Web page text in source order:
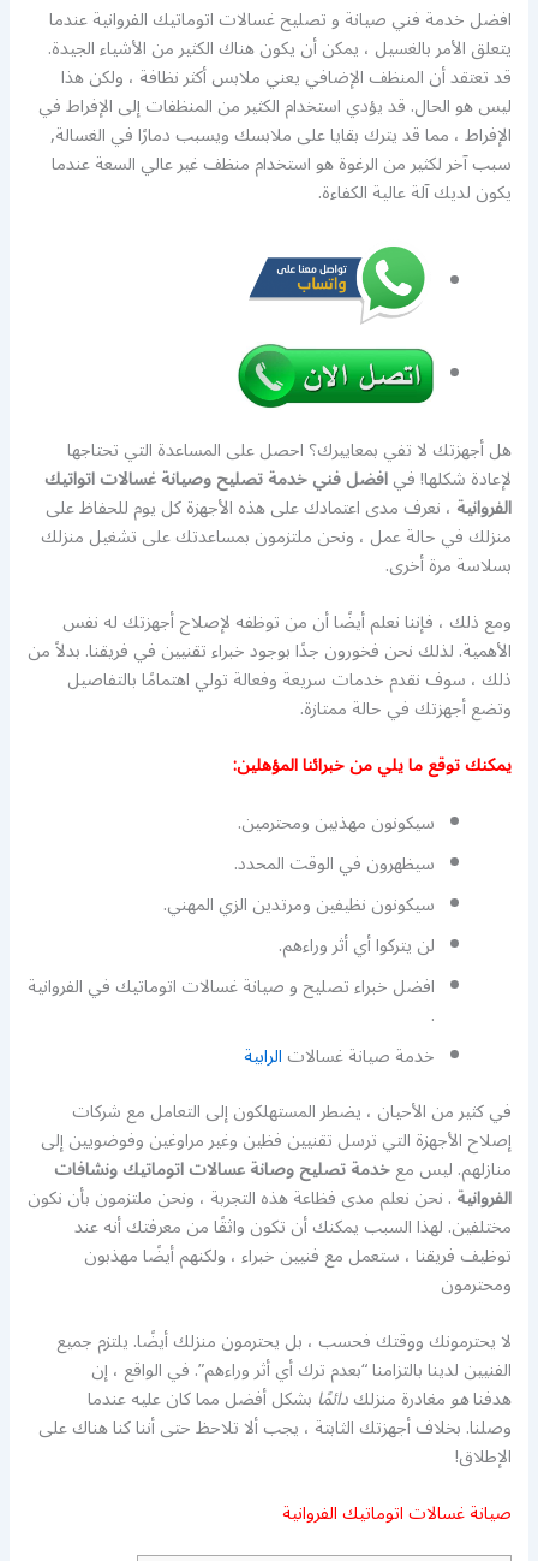
افضل خدمة فني صيانة و تصليح غسالات اتوماتيك الفروانية عندما
يتعلق الأمر بالغسيل ، يمكن أن يكون هناك الكثير من الأشياء الجيدة.
قد تعتقد أن المنظف الإضافي يعني ملابس أكثر نظافة ، ولكن هذا
ليس هو الحال. قد يؤدي استخدام الكثير من المنظفات إلى الإفراط في
الإفراط ، مما قد يترك بقايا على ملابسك ويسبب دمارًا في الغسالة,
سبب آخر لكثير من الرغوة هو استخدام منظف غير عالي السعة عندما
يكون لديك آلة عالية الكفاءة.
هل أجهزتك لا تفي بمعاييرك؟ احصل على المساعدة التي تحتاجها
لإعادة شكلها! فيافضل فني خدمة تصليح وصيانة غسالات اتواتيك
الفروانية ، نعرف مدى اعتمادك على هذه الأجهزة كل يوم للحفاظ على
منزلك في حالة عمل ، ونحن ملتزمون بمساعدتك على تشغيل منزلك
بسلاسة مرة أخرى.
ومع ذلك ، فإننا نعلم أيضًا أن من توظفه لإصلاح أجهزتك له نفس
الأهمية. لذلك نحن فخورون جدًا بوجود خبراء تقنيين في فريقنا. بدلاً من
ذلك ، سوف نقدم خدمات سريعة وفعالة تولي اهتمامًا بالتفاصيل
وتضع أجهزتك في حالة ممتازة.
يمكنك توقع ما يلي من خبرائنا المؤهلين:
سيكونون مهذبين ومحترمين.
سيظهرون في الوقت المحدد.
سيكونون نظيفين ومرتدين الزي المهني.
لن يتركوا أي أثر وراءهم.
افضل خبراء تصليح و صيانة غسالات اتوماتيك في الفروانية
.
خدمة صيانة غسالاتالرابية
في كثير من الأحيان ، يضطر المستهلكون إلى التعامل مع شركات
إصلاح الأجهزة التي ترسل تقنيين فظين وغير مراوغين وفوضويين إلى
منازلهم. ليس معخدمة تصليح وصانة عسالات اتوماتيك ونشافات
الفروانية. نحن نعلم مدى فظاعة هذه التجربة ، ونحن ملتزمون بأن نكون
مختلفين. لهذا السبب يمكنك أن تكون واثقًا من معرفتك أنه عند
توظيف فريقنا ، ستعمل مع فنيين خبراء ، ولكنهم أيضًا مهذبون
ومحترمون
لا يحترمونك ووقتك فحسب ، بل يحترمون منزلك أيضًا. يلتزم جميع
الفنيين لدينا بالتزامنا “بعدم ترك أي أثر وراءهم”. في الواقع ، إن
هدفناهومغادرة منزلكدائمًا بشكل أفضل مما كان عليه عندما
وصلنا. بخلاف أجهزتك الثابتة ، يجب ألا تلاحظ حتى أننا كنا هناك على
الإطلاق!
صيانة غسالات اتوماتيك الفروانية